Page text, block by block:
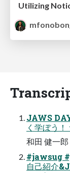
JAWS
く学ぼう
和田 健一郎
#jawsug
自己紹介